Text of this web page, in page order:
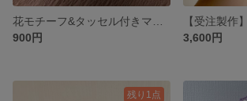
900円
3,600円
残り1点